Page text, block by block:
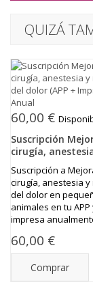
QUIZÁ
60,00 €
Suscripción
cirugía,
Suscripción a
cirugía, anestesia y
del dolor en
animales en tu APP
impresa
60,00 €
Comprar